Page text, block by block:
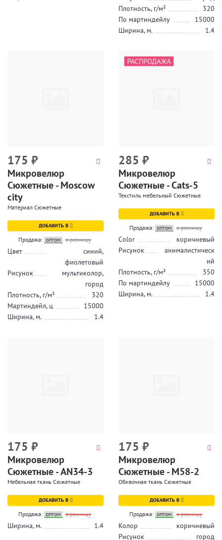
Плотность, г/м²
320
По мартиндейлу
15000
Ширина, м.
1.4
175 ₽
Микровелюр
Сюжетные - Moscow
city
Материал Сюжетные
ДОБАВИТЬ В
Продажа: оптом в розницу
Цвет
синий,
фиолетовый
Рисунок
мультиколор,
город
Плотность, г/м²
320
Мартиндейл, ц
15000
Ширина, м.
1.4
285 ₽
Микровелюр
Сюжетные - Cats-5
Текстиль мебельный Сюжетные
ДОБАВИТЬ В
Продажа: оптом в розницу
Color
коричневый
Рисунок
анималистическ
ий
Плотность, г/м²
350
По мартиндейлу
15000
Ширина, м.
1.4
175 ₽
Микровелюр
Сюжетные - AN34-3
Мебельная ткань Сюжетные
ДОБАВИТЬ В
Продажа: оптом в розницу
Ширина, м. 1.4
175 ₽
Микровелюр
Сюжетные - М58-2
Обивочная ткань Сюжетные
ДОБАВИТЬ В
Продажа: оптом в розницу
Колор
коричневый
Рисунок
город